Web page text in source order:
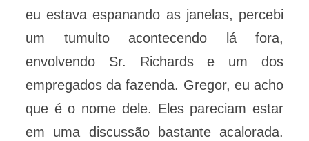
eu estava espanando as janelas, percebi
um tumulto acontecendo lá fora,
envolvendo Sr. Richards e um dos
empregados da fazenda. Gregor, eu acho
que é o nome dele. Eles pareciam estar
em uma discussão bastante acalorada.